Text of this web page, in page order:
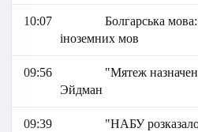
10:07
Болгарська
іноземних мов
09:56
"Мятеж
Эйдман
09:39
"НАБУ